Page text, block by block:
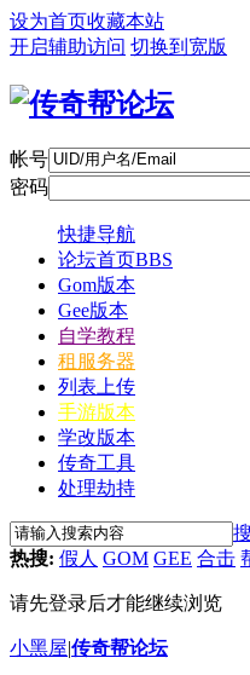
设为首页收藏本站
开启辅助访问 切换到宽版
帐号
密码
快捷导航
论坛首页BBS
Gom版本
Gee版本
自学教程
租服务器
列表上传
手游版本
学改版本
传奇工具
处理劫持
热搜: 假人 GOM GEE 合击
请先登录后才能继续浏览
小黑屋|传奇帮论坛